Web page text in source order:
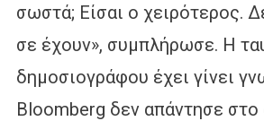
σωστά; Είσαι ο χειρότερος.
σε έχουν», συμπλήρωσε. Η
δημοσιογράφου έχει γίνει
Bloomberg δεν απάντησε στο